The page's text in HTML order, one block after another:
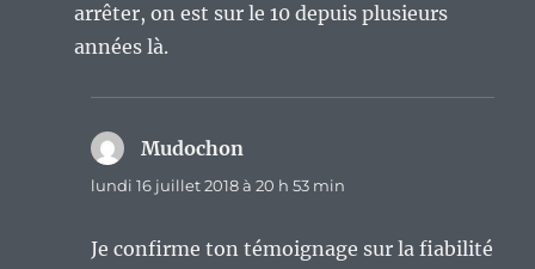
arrêter, on est sur le 10 depuis plusieurs
années là.
Mudochon
lundi 16 juillet 2018 à 20 h 53 min
Je confirme ton témoignage sur la fiabilité